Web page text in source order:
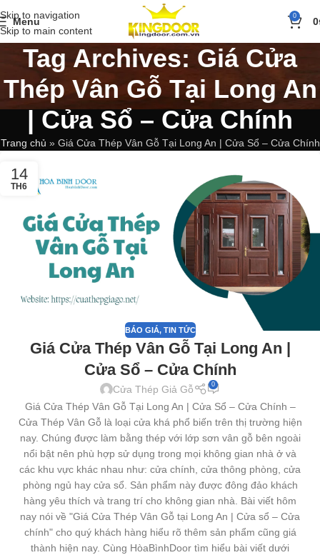
Skip to navigation
Skip to main content
Menu 0 0
Tag Archives: Giá Cửa
Thép Vân Gỗ Tại Long An
| Cửa Sổ – Cửa Chính
Trang chủ » Giá Cửa Thép Vân Gỗ Tại Long An | Cửa Sổ – Cửa Chính
14
TH6
BÁO GIÁ, TIN TỨC
Giá Cửa Thép Vân Gỗ Tại Long An |
Cửa Sổ – Cửa Chính
Cửa Thép Giả Gỗ 0
Giá Cửa Thép Vân Gỗ Tại Long An | Cửa Sổ – Cửa Chính –
Cửa Thép Vân Gỗ là loại cửa khá phổ biến trên thị trường hiện
nay. Chúng được làm bằng thép với lớp sơn vân gỗ bên ngoài
nổi bật nên phù hợp sử dụng trong mọi không gian nhà ở và
các khu vực khác nhau như: cửa chính, cửa thông phòng, cửa
phòng ngủ hay cửa sổ. Sản phẩm này được đông đảo khách
hàng yêu thích và trang trí cho không gian nhà. Bài viết hôm
nay nói về "Giá Cửa Thép Vân Gỗ tại Long An | Cửa sổ – Cửa
chính" cho quý khách hàng hiểu rõ thêm sản phẩm cũng giá
thành hiện nay. Cùng HòaBìnhDoor tìm hiểu bài viết dưới